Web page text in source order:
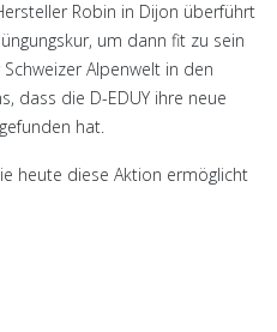
Robin in Dijon überführt
um dann fit zu sein
Alpenwelt in den
dass die D-EDUY ihre neue
hat.
heute diese Aktion ermöglicht